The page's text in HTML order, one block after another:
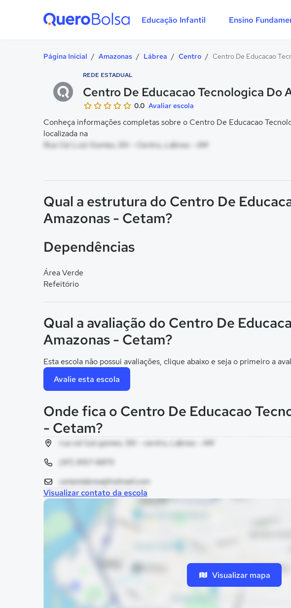
Educação Infantil Ensino
Página Inicial / Amazonas / Lábrea / Centro / Centro De Educacao
REDE ESTADUAL
Centro De Educacao Tecnologica Do
0.0 Avaliar escola
Conheça informações completas sobre o Centro De Educacao
localizada na
Rua Cel Luiz Gomes, SN - Centro, Lábrea - AM
Qual a estrutura do Centro De
Amazonas - Cetam?
Dependências
Área Verde
Refeitório
Qual a avaliação do Centro De
Amazonas - Cetam?
Esta escola não possui avaliações, clique abaixo e seja o primeiro a
Avalie esta escola
Onde fica o Centro De Educacao
- Cetam?
rua cel luiz gomes, SN - centro, Lábrea - AM
(97) 9157-9870
cetamlabrea@hotmail.com
Visualizar contato da escola
Visualizar mapa